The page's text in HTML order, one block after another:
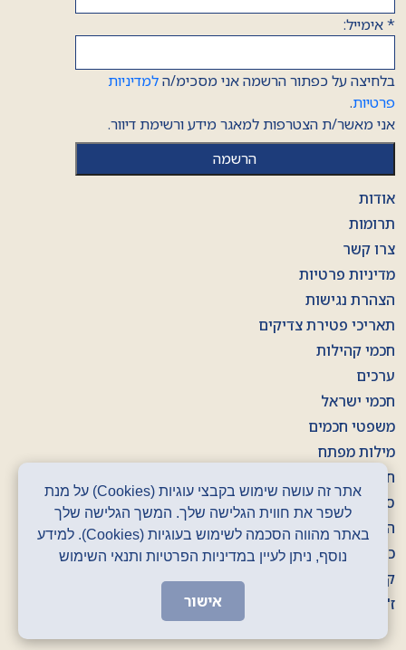
*אימייל:
בלחיצה על כפתור הרשמה אני מסכימ/הלמדיניות
פרטיות.
אני מאשר/ת הצטרפות למאגר מידע ורשימת דיוור.
אודות
תרומות
צרו קשר
מדיניות פרטיות
הצהרת נגישות
תאריכי פטירת צדיקים
חכמי קהילות
ערכים
חכמי ישראל
משפטי חכמים
מילות מפתח
חוברות
סרטונים
הסכתים
כרזות
קלפים
ז' באדר
אתר זה עושה שימוש בקבצי עוגיות (Cookies) על מנת
לשפר את חווית הגלישה שלך. המשך הגלישה שלך
באתר מהווה הסכמה לשימוש בעוגיות (Cookies). למידע
נוסף, ניתן לעיין במדיניות הפרטיות ותנאי השימוש
אישור